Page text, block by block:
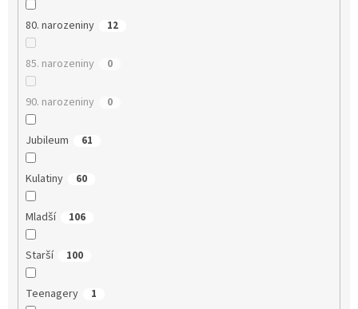
80. narozeniny 12
85. narozeniny 0
90. narozeniny 0
Jubileum 61
Kulatiny 60
Mladší 106
Starší 100
Teenagery 1